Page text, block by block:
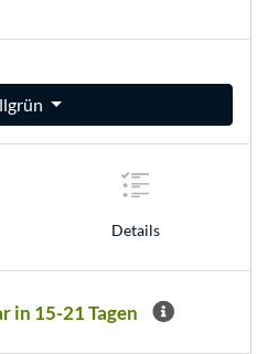
Details
in 15-21 Tagen